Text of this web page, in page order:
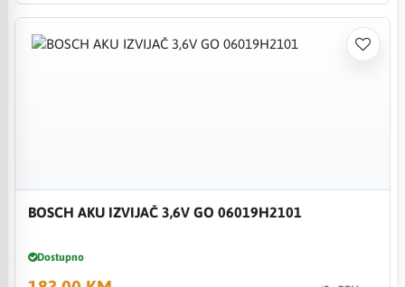
BOSCH AKU IZVIJAČ 3,6V GO 06019H2101
Dostupno